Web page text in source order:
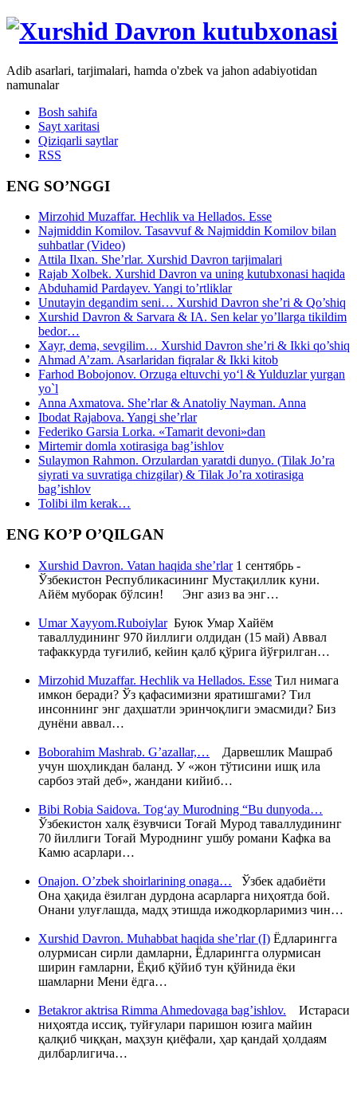
Adib asarlari, tarjimalari, hamda o'zbek va jahon adabiyotidan
namunalar
Bosh sahifa
Sayt xaritasi
Qiziqarli saytlar
RSS
ENG SO’NGGI
Mirzohid Muzaffar. Hechlik va Hellados. Esse
Najmiddin Komilov. Tasavvuf & Najmiddin Komilov bilan
suhbatlar (Video)
Attila Ilxan. She’rlar. Xurshid Davron tarjimalari
Rajab Xolbek. Xurshid Davron va uning kutubxonasi haqida
Abduhamid Pardayev. Yangi to’rtliklar
Unutayin degandim seni… Xurshid Davron she’ri & Qo’shiq
Xurshid Davron & Sarvara & IA. Sen kelar yo’llarga tikildim
bedor…
Xayr, dema, sevgilim… Xurshid Davron she’ri & Ikki qo’shiq
Ahmad A’zam. Asarlaridan fiqralar & Ikki kitob
Farhod Bobojonov. Orzuga eltuvchi yo‘l & Yulduzlar yurgan
yo`l
Anna Axmatova. She’rlar & Anatoliy Nayman. Anna
Ibodat Rajabova. Yangi she’rlar
Federiko Garsia Lorka. «Tamarit devoni»dan
Mirtemir domla xotirasiga bag’ishlov
Sulaymon Rahmon. Orzulardan yaratdi dunyo. (Tilak Jo’ra
siyrati va suvratiga chizgilar) & Tilak Jo’ra xotirasiga
bag’ishlov
Tolibi ilm kerak…
ENG KO’P O’QILGAN
Xurshid Davron. Vatan haqida she’rlar1 сентябрь -
Ўзбекистон Республикасининг Мустақиллик куни.
Айём муборак бўлсин! Энг азиз ва энг…
Umar Xayyom.RuboiylarБуюк Умар Хайём
таваллудининг 970 йиллиги олдидан (15 май) Аввал
тафаккурда туғилиб, кейин қалб қўрига йўғрилган…
Mirzohid Muzaffar. Hechlik va Hellados. Esse Тил нимага
имкон беради? Ўз қафасимизни яратишгами? Тил
инсоннинг энг даҳшатли эринчоқлиги эмасмиди? Биз
дунёни аввал…
Boborahim Mashrab. G’azallar,… Дарвешлик Машраб
учун шоҳликдан баланд. У «жон тўтисини ишқ ила
сарбоз этай деб», жандани кийиб…
Bibi Robia Saidova. Tog‘ay Murodning “Bu dunyoda…
Ўзбекистон халқ ёзувчиси Тоғай Мурод таваллудининг
70 йиллиги Тоғай Муроднинг ушбу романи Кафка ва
Камю асарлари…
Onajon. O’zbek shoirlarining onaga… Ўзбек адабиёти
Она ҳақида ёзилган дурдона асарларга ниҳоятда бой.
Онани улуғлашда, мадҳ этишда ижодкорларимиз чин…
Xurshid Davron. Muhabbat haqida she’rlar (I) Ёдларингга
олурмисан сирли дамларни, Ёдларингга олурмисан
ширин ғамларни, Ёқиб қўйиб тун қўйнида ёки
шамларни Мени ёдга…
Betakror aktrisa Rimma Ahmedovaga bag’ishlov. Истараси
ниҳоятда иссиқ, туйғулари паришон юзига майин
қалқиб чиққан, маҳзун қиёфали, ҳар қандай ҳолдаям
дилбарлигича…